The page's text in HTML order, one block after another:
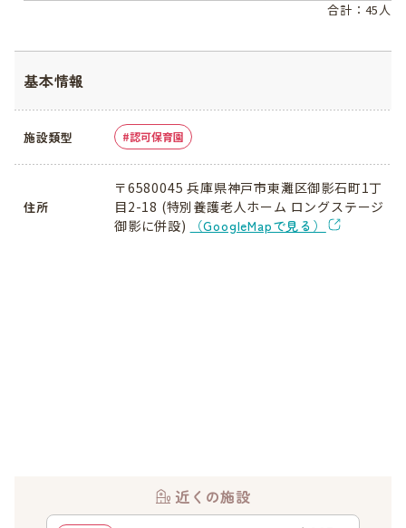
合計：45人
基本情報
施設類型 認可保育園
住所
〒6580045 兵庫県神戸市東灘区御影石町1丁
目2-18 (特別養護老人ホーム ロングステージ
御影に併設)
（GoogleMapで見る）
近くの施設